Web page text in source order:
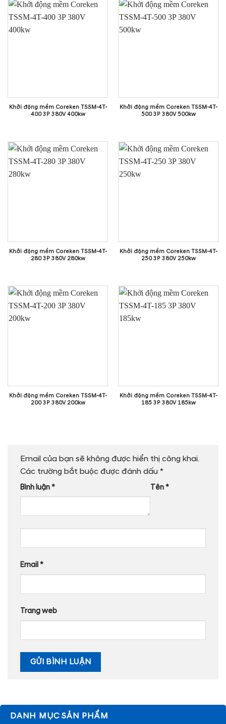
Khởi động mềm Coreken TSSM-4T-
400 3P 380V 400kw
Khởi động mềm Coreken TSSM-4T-
500 3P 380V 500kw
Khởi động mềm Coreken TSSM-4T-
280 3P 380V 280kw
Khởi động mềm Coreken TSSM-4T-
250 3P 380V 250kw
Khởi động mềm Coreken TSSM-4T-
200 3P 380V 200kw
Khởi động mềm Coreken TSSM-4T-
185 3P 380V 185kw
Email của bạn sẽ không được hiển thị công khai.
Các trường bắt buộc được đánh dấu *
Bình luận* Tên*
Email*
Trang web
DANH MỤC SẢN PHẨM